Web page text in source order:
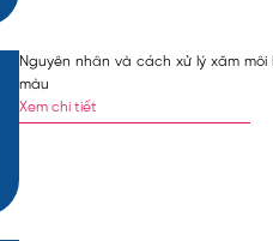
dạng các dịch vụ
đa dạng nhu cầu
pha lê
bài viết dưới đây.
Nguyên nhân và cách xử lý xăm môi
màu
Xem chi tiết